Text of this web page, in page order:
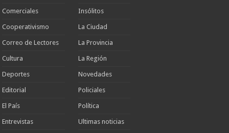
Comerciales
Cooperativismo
Correo de Lectores
Cultura
Deportes
Editorial
El País
Entrevistas
Insólitos
La Ciudad
La Provincia
La Región
Novedades
Policiales
Política
Ultimas noticias